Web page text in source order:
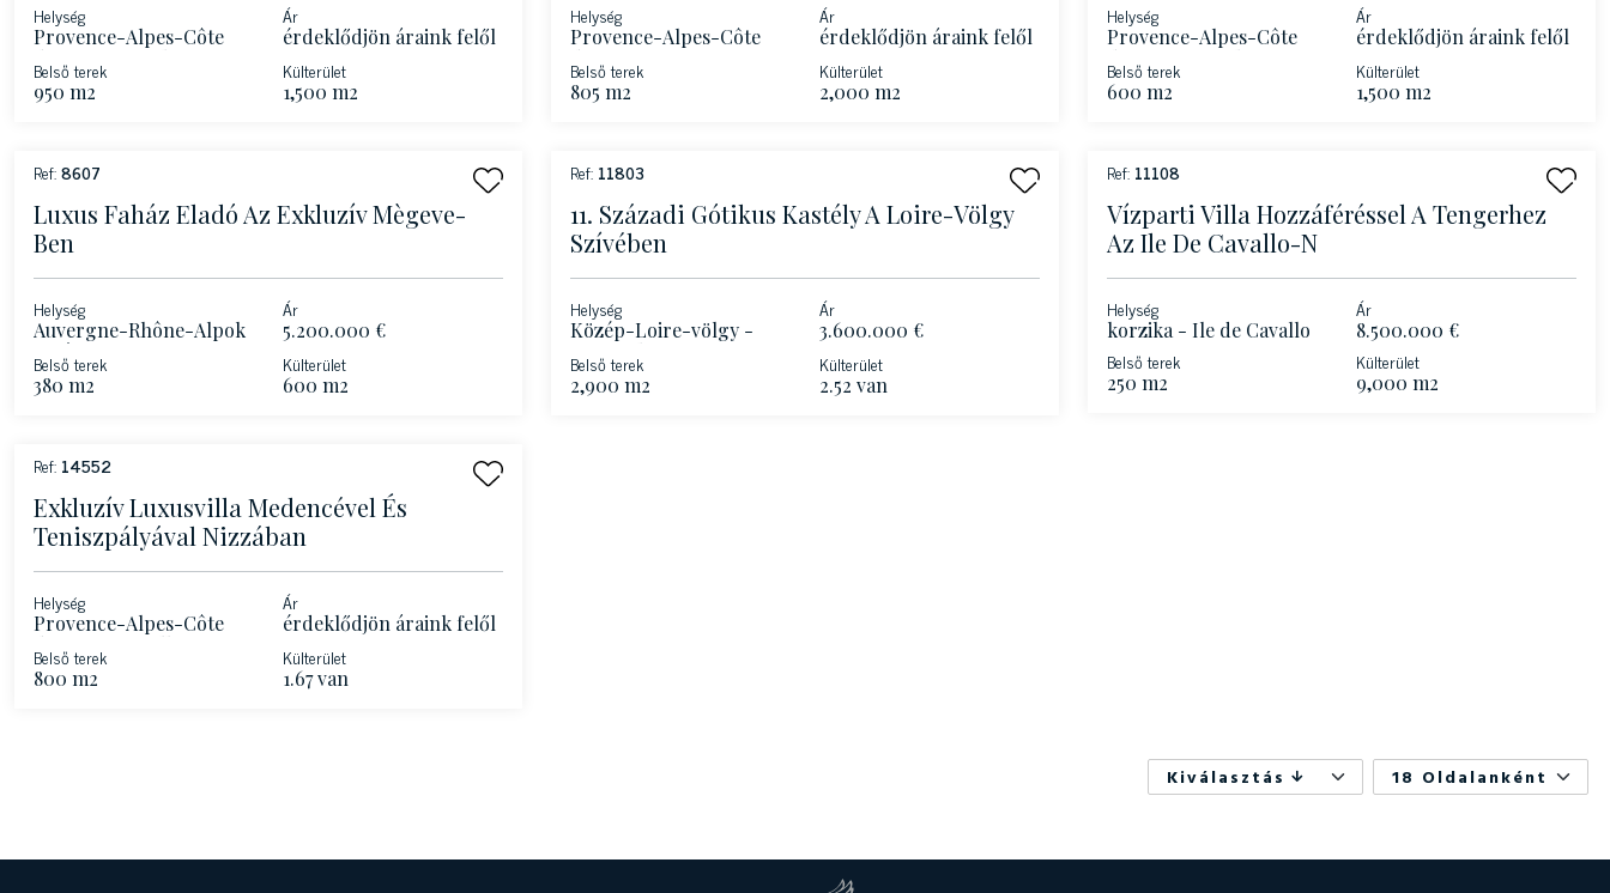
Helység
Provence-Alpes-Côte
d'Azur - Roquebrune-
Cap-Martin – Francia
Riviéra
Ár
érdeklődjön áraink felől
Belső terek
950 m2
Külterület
1,500 m2
Helység
Provence-Alpes-Côte
d'Azur - Cannes
Ár
érdeklődjön áraink felől
Belső terek
805 m2
Külterület
2,000 m2
Helység
Provence-Alpes-Côte
d'Azur - Roquebrune-
Cap-Martin – Francia
Riviéra
Ár
érdeklődjön áraink felől
Belső terek
600 m2
Külterület
1,500 m2
Ref:8607
Luxus Faház Eladó Az Exkluzív Mègeve-
Ben
Helység
Auvergne-Rhône-Alpok
- Mègeve
Ár
5.200.000 €
Belső terek
380 m2
Külterület
600 m2
Ref: 11803
11. Századi Gótikus Kastély A Loire-Völgy
Szívében
Helység
Közép-Loire-völgy -
Ár
3.600.000 €
Belső terek
2,900 m2
Külterület
2.52 van
Ref: 11108
Vízparti Villa Hozzáféréssel A Tengerhez
Az Ile De Cavallo-N
Helység
korzika - Ile de Cavallo
Ár
8.500.000 €
Belső terek
250 m2
Külterület
9,000 m2
Ref: 14552
Exkluzív Luxusvilla Medencével És
Teniszpályával Nizzában
Helység
Provence-Alpes-Côte
d'Azur - La Colle sur
Loup
Ár
érdeklődjön áraink felől
Belső terek
800 m2
Külterület
1.67 van
Kiválasztás 18 Oldalanként